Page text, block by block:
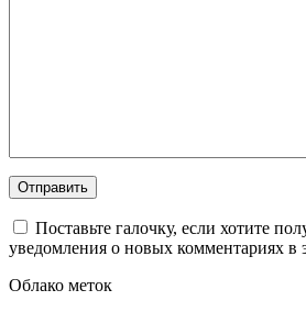
Поставьте галочку, если хотите
уведомления о новых комментариях в
Облако меток